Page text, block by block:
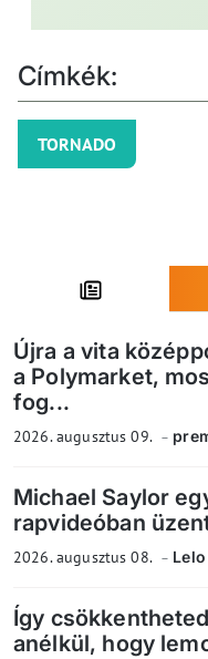
Címkék:
TORNADO
Újra a vita
a Polymarket,
fog...
2026. augusztus 09.
Michael Saylor
rapvideóban
2026. augusztus 08. Lelo
Így
anélkül, hogy